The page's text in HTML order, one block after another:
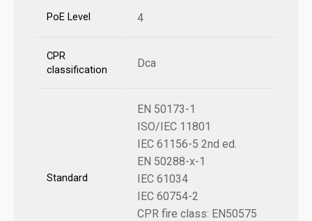
PoE Level 4
CPR
classification
Dca
Standard
EN 50173-1
ISO/IEC 11801
IEC 61156-5 2nd ed.
EN 50288-x-1
IEC 61034
IEC 60754-2
CPR fire class: EN50575